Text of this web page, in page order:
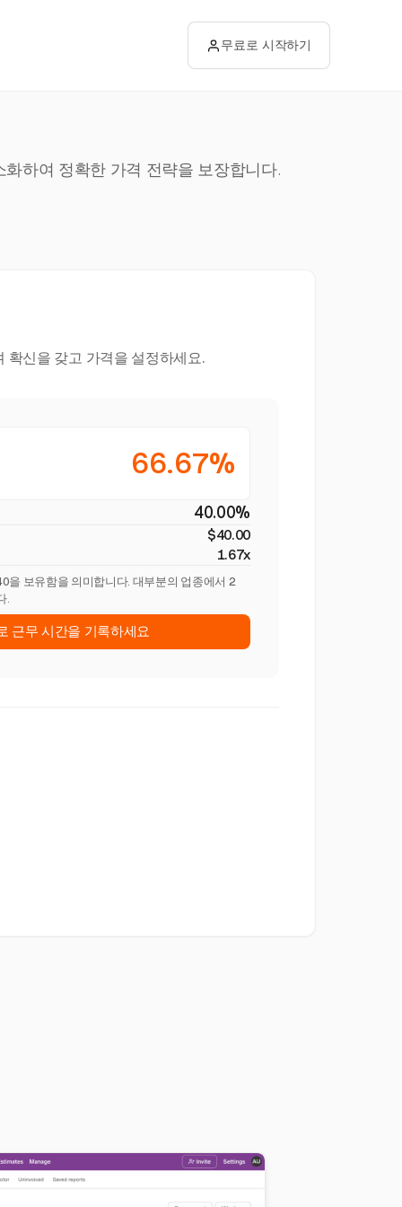
무료로 시작하기
하여 정확한 가격 전략을 보장합니다.
확신을 갖고 가격을 설정하세요.
66.67%
40.00%
$40.00
1.67x
보유함을 의미합니다. 대부분의 업종에서 2
.
근무 시간을 기록하세요